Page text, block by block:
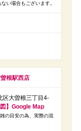
い場合もございます。
根駅西店
大曽根三丁目4-
図】Google Map
の目安の為、実際の混